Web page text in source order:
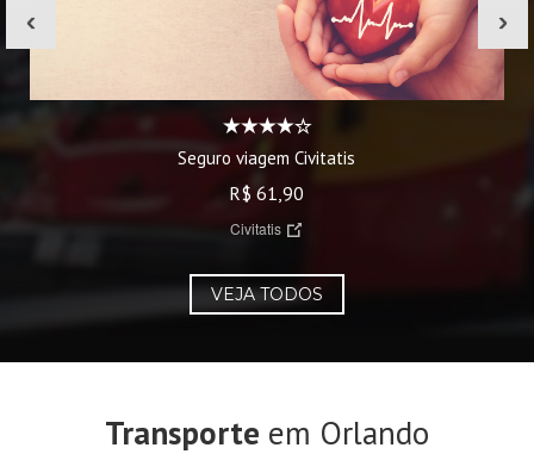
Seguro viagem Civitatis
R$ 61,90
Civitatis
‹ ›
VEJA TODOS
Transporte em Orlando